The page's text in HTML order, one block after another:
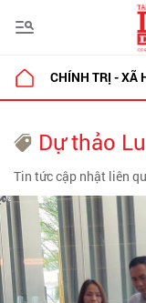
CHÍNH TRỊ - XÃ
Dự thảo
Tin tức cập nhật liên